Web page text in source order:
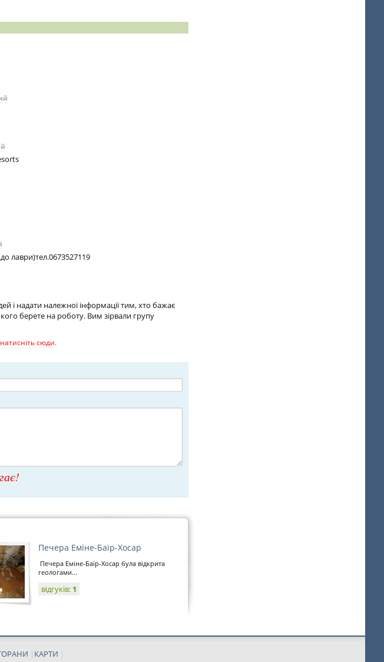
лаври)тел.0673527119
і надати належної інформації тим, хто бажає
берете на роботу. Вим зірвали групу
сюди.
Печера Еміне-Баїр-Хосар
Печера Еміне-Баїр-Хосар була відкрита
геологами...
відгуків: 1
| КАРТИ |